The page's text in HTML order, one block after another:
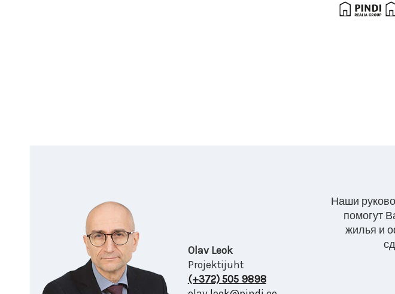
Наши
помогут
жилья и
Olav Leok
Projektijuht
(+372) 505 9898